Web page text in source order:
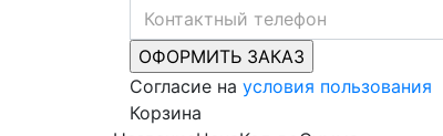
Согласие на условия пользования
Корзина